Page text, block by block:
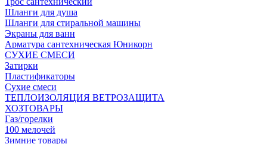
Шланги для душа
Шланги для стиральной машины
Экраны для ванн
Арматура сантехническая Юникорн
СУХИЕ СМЕСИ
Затирки
Пластификаторы
Сухие смеси
ТЕПЛОИЗОЛЯЦИЯ ВЕТРОЗАЩИТА
ХОЗТОВАРЫ
Газ/горелки
100 мелочей
Зимние товары